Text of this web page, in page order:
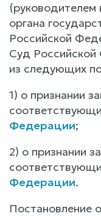
(руководителем
органа
Российской
Суд
из следующих
1) о признании
Федерации;
2) о признании
Федерации.
Постановление